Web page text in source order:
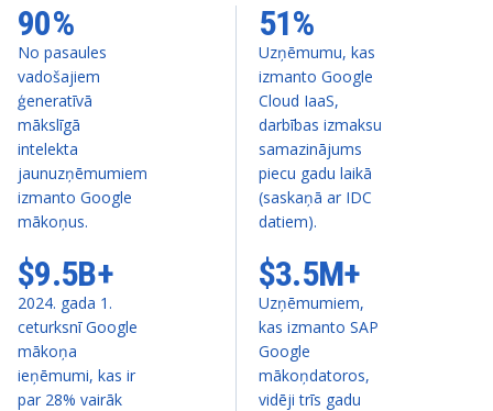
$9.5B+
2024. gada 1.
ceturksnī Google
mākoņa
ieņēmumi, kas ir
par 28% vairāk
90%
No pasaules
vadošajiem
ģeneratīvā
mākslīgā
intelekta
jaunuzņēmumiem
izmanto Google
mākoņus.
51%
Uzņēmumu, kas
izmanto Google
Cloud IaaS,
darbības izmaksu
samazinājums
piecu gadu laikā
(saskaņā ar IDC
datiem).
$3.5M+
Uzņēmumiem,
kas izmanto SAP
Google
mākoņdatoros,
vidēji trīs gadu